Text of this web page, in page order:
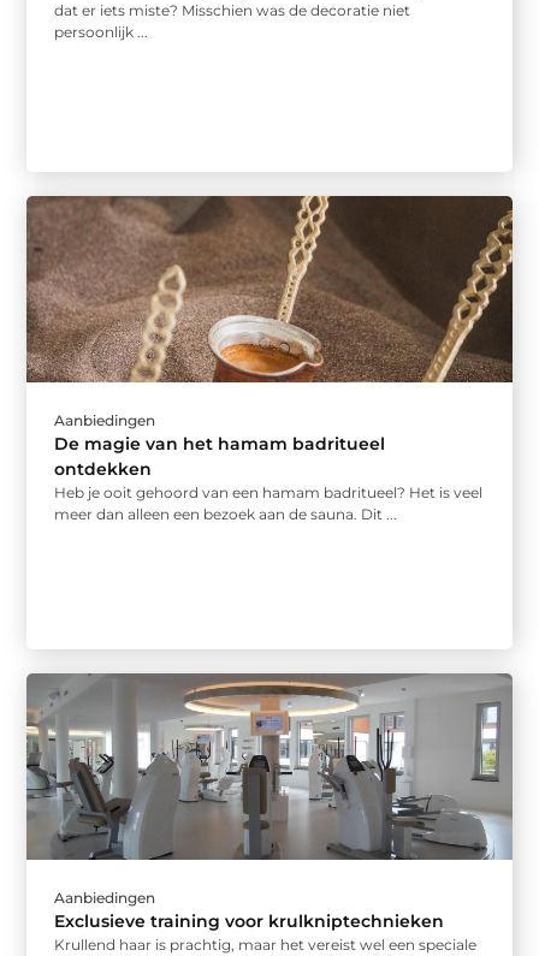
dat er iets miste? Misschien was de decoratie niet
persoonlijk ...
Aanbiedingen
De magie van het hamam badritueel
ontdekken
Heb je ooit gehoord van een hamam badritueel? Het is veel
meer dan alleen een bezoek aan de sauna. Dit ...
Aanbiedingen
Exclusieve training voor krulkniptechnieken
Krullend haar is prachtig, maar het vereist wel een speciale